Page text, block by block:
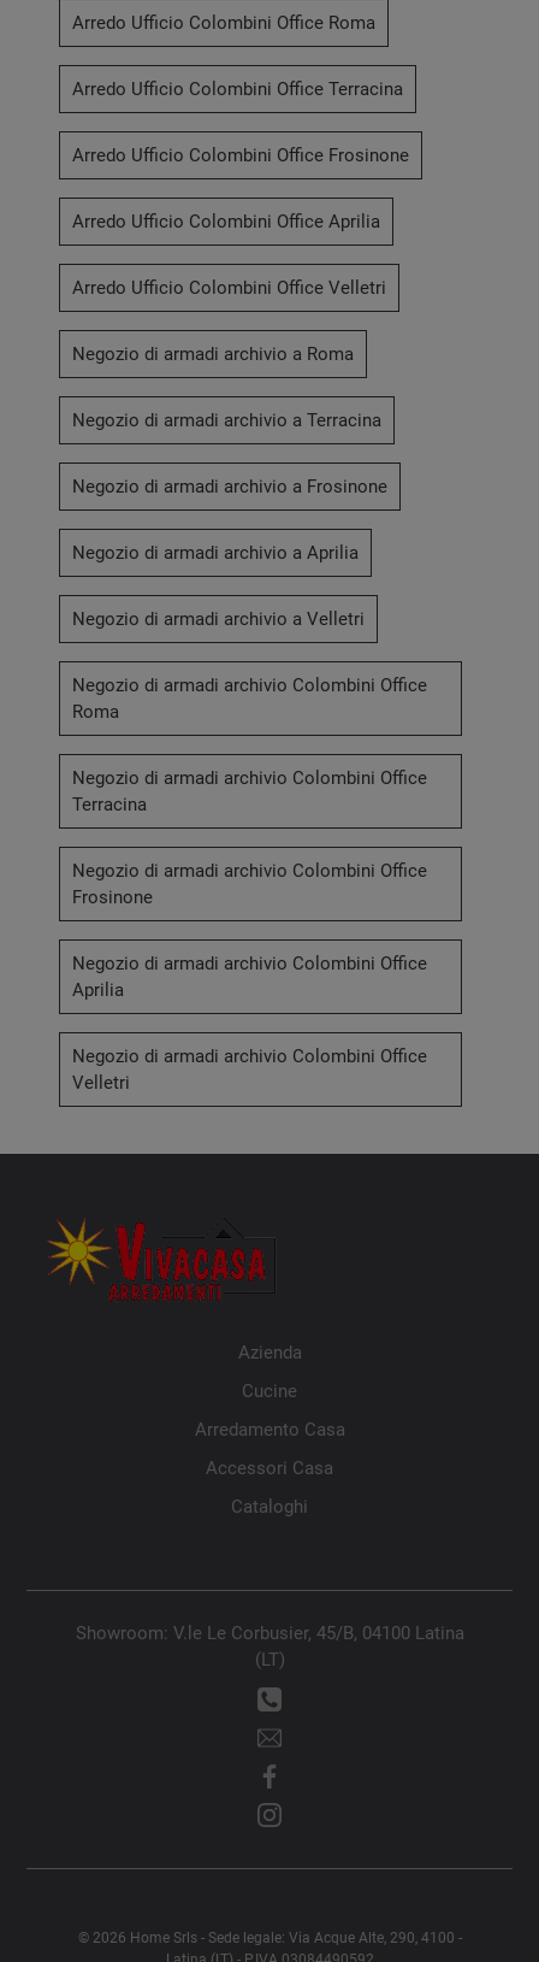
Arredo Ufficio Colombini Office Roma
Arredo Ufficio Colombini Office Terracina
Arredo Ufficio Colombini Office Frosinone
Arredo Ufficio Colombini Office Aprilia
Arredo Ufficio Colombini Office Velletri
Negozio di armadi archivio a Roma
Negozio di armadi archivio a Terracina
Negozio di armadi archivio a Frosinone
Negozio di armadi archivio a Aprilia
Negozio di armadi archivio a Velletri
Negozio di armadi archivio Colombini Office
Roma
Negozio di armadi archivio Colombini Office
Terracina
Negozio di armadi archivio Colombini Office
Frosinone
Negozio di armadi archivio Colombini Office
Aprilia
Negozio di armadi archivio Colombini Office
Velletri
Azienda
Cucine
Arredamento Casa
Accessori Casa
Cataloghi
Showroom: V.le Le Corbusier, 45/B, 04100 Latina
(LT)
© 2026 Home Srls - Sede legale: Via Acque Alte, 290, 4100 -